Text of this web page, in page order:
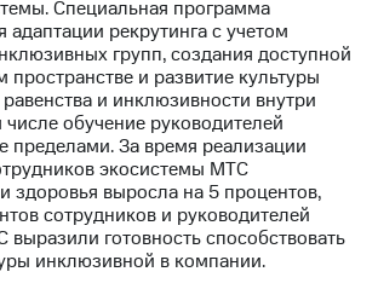
Специальная программа
адаптации рекрутинга с учетом
групп, создания доступной
и развитие культуры
и инклюзивности внутри
обучение руководителей
пределами. За время реализации
экосистемы МТС
здоровья выросла на 5 процентов,
сотрудников и руководителей
готовность способствовать
инклюзивной в компании.